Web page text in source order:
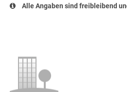
Alle Angaben sind freibleibend